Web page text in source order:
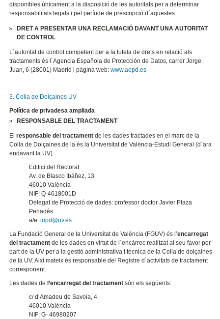
disponibles únicament a la disposició de les autoritats per a determinar
responsabilitats legals i pel període de prescripció d´aquestes.
DRET A PRESENTAR UNA RECLAMACIÓ DAVANT UNA AUTORITAT
DE CONTROL
L´autoritat de control competent per a la tutela de drets en relació als
tractaments és l´Agencia Española de Protección de Datos, carrer Jorge
Juan, 6 (28001) Madrid i pàgina web:www.aepd.es
3. Colla de Dolçaines UV
Política de privadesa ampliada
RESPONSABLE DEL TRACTAMENT
Elresponsable del tractament de les dades tractades en el marc de la
Colla de Dolçaines de la és la Universitat de València-Estudi General (d´ara
endavant la UV).
Edifici del Rectorat
Av. de Blasco Ibáñez, 13
46010 València
NIF: Q-4618001D
Delegat de Protecció de dades: professor doctor Javier Plaza
Penadés
a/e: lopd@uv.es
La Fundació General de la Universitat de València (FGUV) és l’encarregat
del tractament de les dades en virtut de l´encàrrec realitzat al seu favor per
part de la UV per a la gestió administrativa i tècnica de la Colla de dolçaines
de la UV. Així mateix és responsable del Registre d´activitats de tractament
corresponent.
Les dades de l’encarregat del tractament són els següents:
c/ d’Amadeu de Savoia, 4
46010 València
NIF: G- 46980207